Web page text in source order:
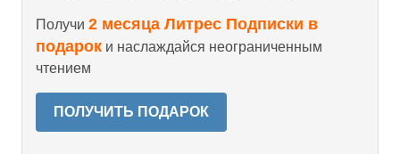
Получи 2 месяца Литрес Подписки в
подарок и наслаждайся неограниченным
чтением
ПОЛУЧИТЬ ПОДАРОК